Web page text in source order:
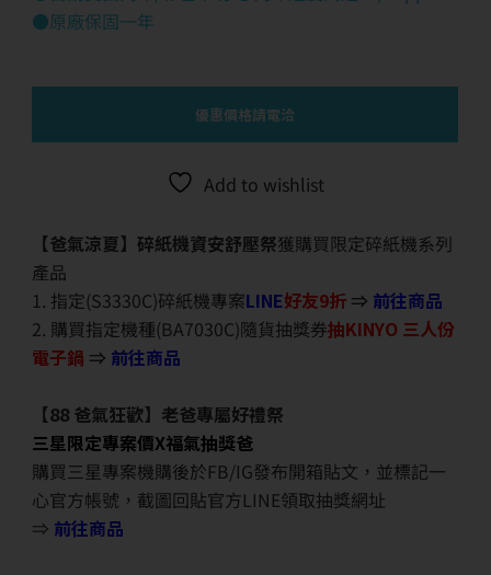
●原廠保固一年
優惠價格請電洽
Add to wishlist
【爸氣涼夏】碎紙機資安舒壓祭獲購買限定碎紙機系列
產品
1. 指定(S3330C)碎紙機專案LINE好友9折 ⇒ 前往商品
2. 購買指定機種(BA7030C)隨貨抽獎券抽KINYO 三人份
電子鍋 ⇒ 前往商品
【88 爸氣狂歡】老爸專屬好禮祭
三星限定專案價X福氣抽獎爸
購買三星專案機購後於FB/IG發布開箱貼文，並標記一
心官方帳號，截圖回貼官方LINE領取抽獎網址
⇒ 前往商品